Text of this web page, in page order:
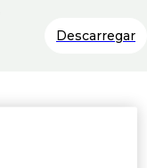
Descarregar